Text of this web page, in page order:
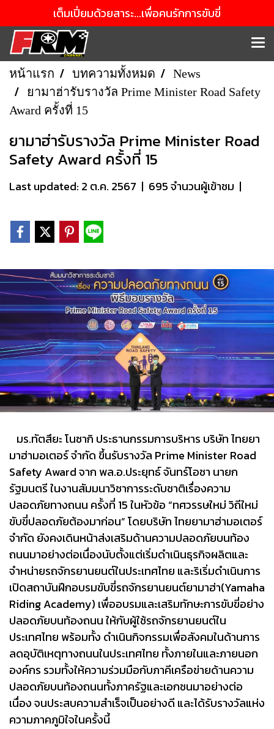
เต็มเปี่ยมด้วยสาระ...เพื่อคนรักการขับขี่
หน้าแรก บทความทั้งหมด
News
ยามาฮ่ารับรางวัล Prime Minister Road Safety
Award ครั้งที่ 15
ยามาฮ่ารับรางวัล Prime Minister Road
Safety Award ครั้งที่ 15
Last updated: 2 ต.ค. 2567 | 695 จำนวนผู้เข้าชม |
มร.ทัตสึยะ โนซากิ ประธานกรรมการบริหาร บริษัท ไทยยา
มาฮ่ามอเตอร์ จำกัด ขึ้นรับรางวัล Prime Minister Road
Safety Award จาก พล.อ.ประยุทธ์ จันทร์โอชา นายก
รัฐมนตรี ในงานสัมมนาวิชาการระดับชาติเรื่องความ
ปลอดภัยทางถนน ครั้งที่ 15 ในหัวข้อ “ทศวรรษใหม่ วิถีใหม่
ขับขี่ปลอดภัยต้องมาก่อน” โดยบริษัท ไทยยามาฮ่ามอเตอร์
จำกัด ยังคงเดินหน้าส่งเสริมด้านความปลอดภัยบนท้อง
ถนนมาอย่างต่อเนื่องนับตั้งแต่เริ่มดำเนินธุรกิจผลิตและ
จำหน่ายรถจักรยานยนต์ในประเทศไทย และริเริ่มดำเนินการ
เปิดสถาบันฝึกอบรมขับขี่รถจักรยานยนต์ยามาฮ่า(Yamaha
Riding Academy) เพื่ออบรมและเสริมทักษะการขับขี่อย่าง
ปลอดภัยบนท้องถนน ให้กับผู้ใช้รถจักรยานยนต์ใน
ประเทศไทย พร้อมทั้ง ดำเนินกิจกรรมเพื่อสังคมในด้านการ
ลดอุบัติเหตุทางถนนในประเทศไทย ทั้งภายในและภายนอก
องค์กร รวมทั้งให้ความร่วมมือกับภาคีเครือข่ายด้านความ
ปลอดภัยบนท้องถนนทั้งภาครัฐและเอกชนมาอย่างต่อ
เนื่อง จนประสบความสำเร็จเป็นอย่างดี และได้รับรางวัลแห่ง
ความภาคภูมิใจในครั้งนี้